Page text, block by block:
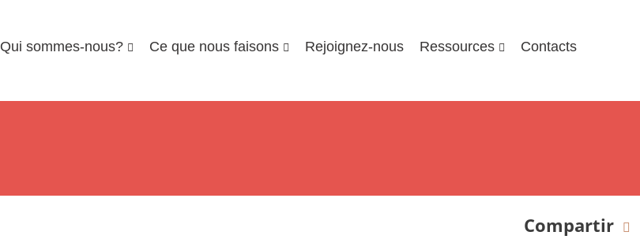
Qui sommes-nous? Ce que nous faisons Rejoignez-nous Ressources Contacts
Compartir